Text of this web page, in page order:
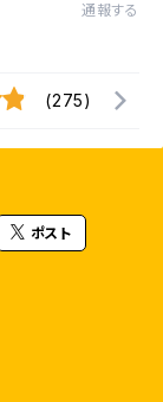
通報する
(275)
ポスト